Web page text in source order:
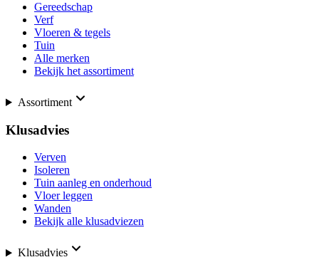
Gereedschap
Verf
Vloeren & tegels
Tuin
Alle merken
Bekijk het assortiment
Assortiment
Klusadvies
Verven
Isoleren
Tuin aanleg en onderhoud
Vloer leggen
Wanden
Bekijk alle klusadviezen
Klusadvies